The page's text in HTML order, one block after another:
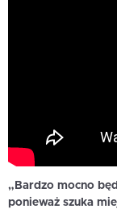
„Bardzo mocno
ponieważ szuka